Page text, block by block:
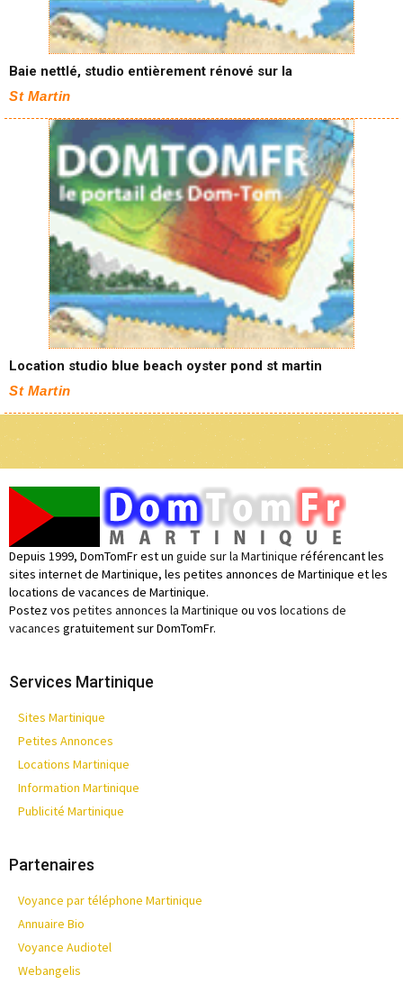
Baie nettlé, studio entièrement rénové sur la
St Martin
Location studio blue beach oyster pond st martin
St Martin
Depuis 1999, DomTomFr est un guide sur la Martinique référencant les
sites internet de Martinique, les petites annonces de Martinique et les
locations de vacances de Martinique.
Postez vos petites annonces la Martinique ou vos locations de
vacances gratuitement sur DomTomFr.
Services Martinique
Sites Martinique
Petites Annonces
Locations Martinique
Information Martinique
Publicité Martinique
Partenaires
Voyance par téléphone Martinique
Annuaire Bio
Voyance Audiotel
Webangelis